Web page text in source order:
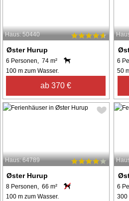
Haus: 50440
Øster Hurup
6 Personen, 74 m²
100 m zum Wasser.
ab 370 €
6
50
Haus: 64789
Øster Hurup
8 Personen, 66 m²
100 m zum Wasser.
6
300